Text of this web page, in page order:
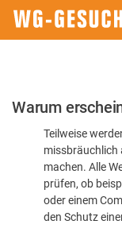
Bitte
dass
Warum
Teilweise
missbräuchlich
machen. Alle
prüfen, ob
oder einem
den Schutz